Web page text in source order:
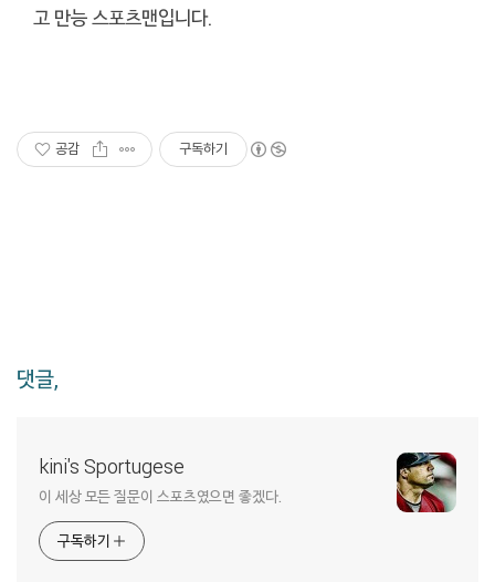
고 만능 스포츠맨입니다.
공감 구독하기
댓글,
kini's Sportugese
이 세상 모든 질문이 스포츠였으면 좋겠다.
구독하기